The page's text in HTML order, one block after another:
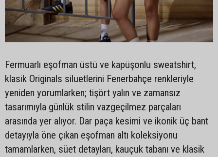
Fermuarlı eşofman üstü ve kapüşonlu sweatshirt,
klasik Originals siluetlerini Fenerbahçe renkleriyle
yeniden yorumlarken; tişört yalın ve zamansız
tasarımıyla günlük stilin vazgeçilmez parçaları
arasında yer alıyor. Dar paça kesimi ve ikonik üç bant
detayıyla öne çıkan eşofman altı koleksiyonu
tamamlarken, süet detayları, kauçuk tabanı ve klasik